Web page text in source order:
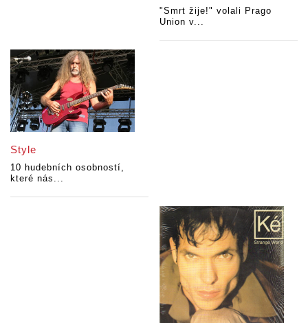
"Smrt žije!" volali Prago
Union v...
Style
10 hudebních osobností,
které nás...